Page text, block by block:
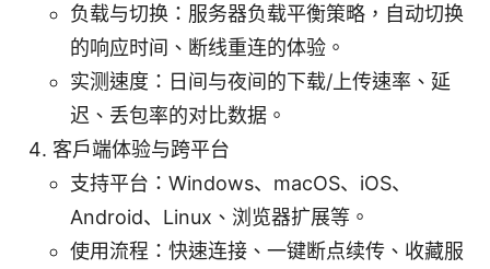
负载与切换：服务器负载平衡策略，自动切换
的响应时间、断线重连的体验。
实测速度：日间与夜间的下载/上传速率、延
迟、丢包率的对比数据。
客户端体验与跨平台
支持平台：Windows、macOS、iOS、
Android、Linux、浏览器扩展等。
使用流程：快速连接、一键断点续传、收藏服